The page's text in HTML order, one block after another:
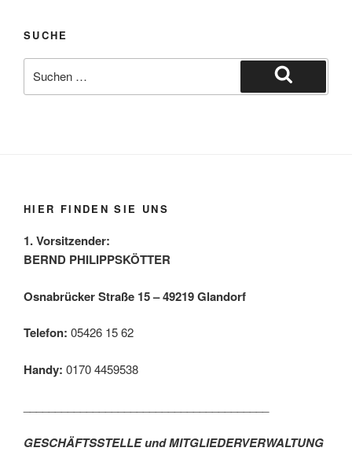
SUCHE
nach:
Suchen
HIER FINDEN SIE UNS
1. Vorsitzender:
BERND PHILIPPSKÖTTER
Osnabrücker Straße 15 – 49219 Glandorf
Telefon: 05426 15 62
Handy: 0170 4459538
GESCHÄFTSSTELLE und MITGLIEDERVERWALTUNG